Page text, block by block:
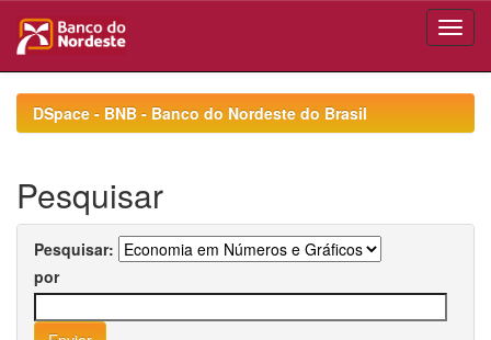
navigationDSpace - BNB - Banco do Nordeste do Brasil
Pesquisar
Pesquisar:
por